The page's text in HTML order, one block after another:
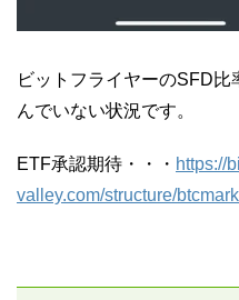
ビットフライヤーのSFD
んでいない状況です。
ETF承認期待・・・ https://
valley.com/structure/